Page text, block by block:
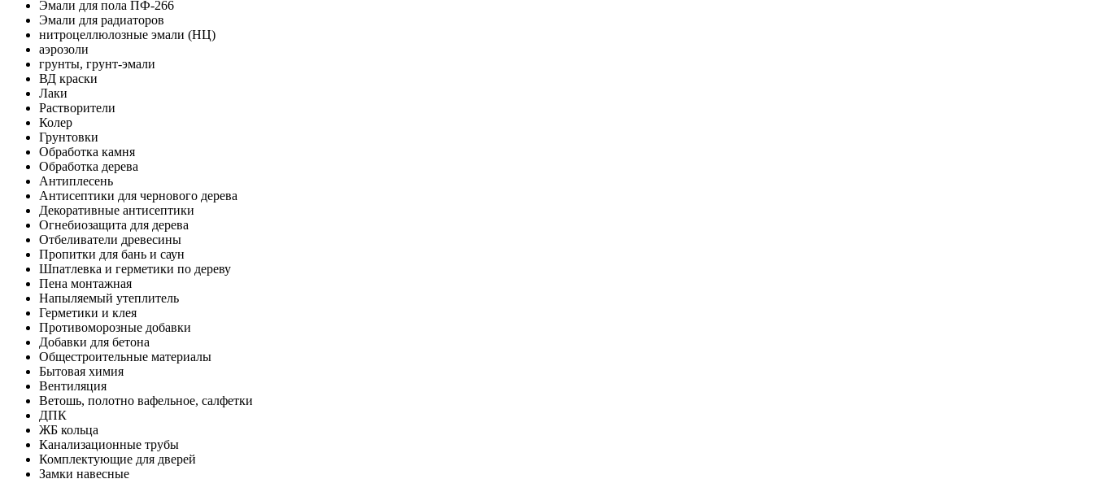
Эмали для пола ПФ-266
Эмали для радиаторов
нитроцеллюлозные эмали (НЦ)
аэрозоли
грунты, грунт-эмали
ВД краски
Лаки
Растворители
Колер
Грунтовки
Обработка камня
Обработка дерева
Антиплесень
Антисептики для чернового дерева
Декоративные антисептики
Огнебиозащита для дерева
Отбеливатели древесины
Пропитки для бань и саун
Шпатлевка и герметики по дереву
Пена монтажная
Напыляемый утеплитель
Герметики и клея
Противоморозные добавки
Добавки для бетона
Общестроительные материалы
Бытовая химия
Вентиляция
Ветошь, полотно вафельное, салфетки
ДПК
ЖБ кольца
Канализационные трубы
Комплектующие для дверей
Замки навесные